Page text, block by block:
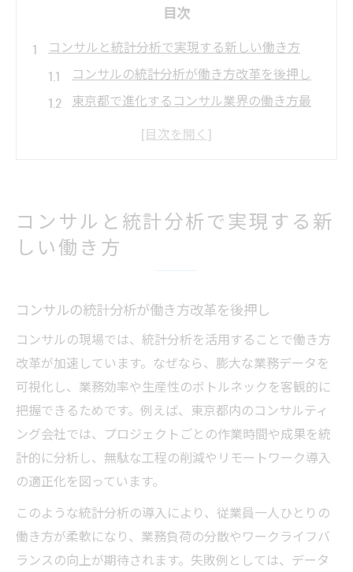
目次
コンサルと統計分析で実現する新しい働き方
コンサルの統計分析が働き方改革を後押し
東京都で進化するコンサル業界の働き方最
価値
働き方多様化を支える統計分析の重要性と
東京都におけるコンサルキャリアの選択基準
東京都のコンサルキャリア基準と成長戦略
データ分析力が光るコンサル選定のコツ
キャリア形成に役立つコンサル比較ポイン
ト
東京都で求められるコンサルの資質とは何
か
データ分析力が光る転職成功のポイントとは
コンサル転職で問われるデータ分析力の実
態
コンサルと統計分析で実現する新
しい働き方
コンサルの統計分析が働き方改革を後押し
コンサルの現場では、統計分析を活用することで働き方
改革が加速しています。なぜなら、膨大な業務データを
可視化し、業務効率や生産性のボトルネックを客観的に
把握できるためです。例えば、東京都内のコンサルティ
ング会社では、プロジェクトごとの作業時間や成果を統
計的に分析し、無駄な工程の削減やリモートワーク導入
の適正化を図っています。
このような統計分析の導入により、従業員一人ひとりの
働き方が柔軟になり、業務負荷の分散やワークライフバ
ランスの向上が期待されます。失敗例としては、データ